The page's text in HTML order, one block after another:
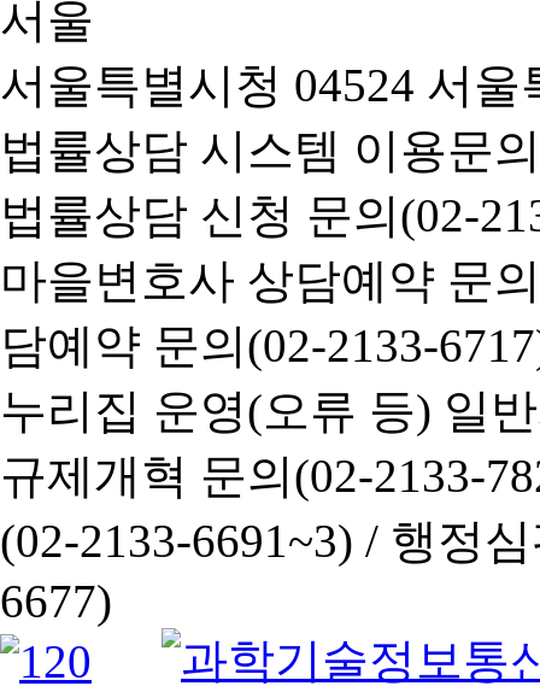
서울특별시청 04524 서
법률상담 시스템 이용문
법률상담 신청 문의(02-
마을변호사 상담예약 문
담예약 문의(02-2133-
누리집 운영(오류 등) 일
규제개혁 문의(02-2133-
(02-2133-6691~3) / 행정심
6677)